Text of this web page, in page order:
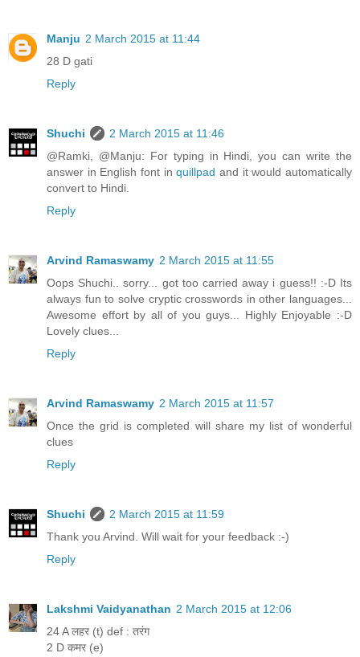
Manju 2 March 2015 at 11:44
28 D gati
Reply
Shuchi
2 March 2015 at 11:46
@Ramki, @Manju: For typing in Hindi, you can write the
answer in English font inquillpad and it would automatically
convert to Hindi.
Reply
Arvind Ramaswamy 2 March 2015 at 11:55
Oops Shuchi.. sorry... got too carried away i guess!! :-D Its
always fun to solve cryptic crosswords in other languages...
Awesome effort by all of you guys... Highly Enjoyable :-D
Lovely clues...
Reply
Arvind Ramaswamy 2 March 2015 at 11:57
Once the grid is completed will share my list of wonderful
clues
Reply
Shuchi
2 March 2015 at 11:59
Thank you Arvind. Will wait for your feedback :-)
Reply
Lakshmi Vaidyanathan 2 March 2015 at 12:06
24 A लहर (t) def : तरंग
2 D कमर (e)